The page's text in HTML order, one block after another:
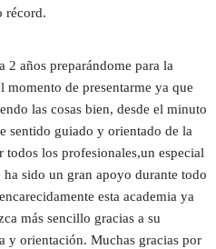
récord.
2 años preparándome para la
momento de presentarme ya que
las cosas bien, desde el minuto
sentido guiado y orientado de la
todos los profesionales,un especial
ha sido un gran apoyo durante todo
esta academia ya
más sencillo gracias a su
y orientación. Muchas gracias por